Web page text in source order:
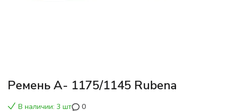
Ремень А- 1175/1145 Rubena
В наличии: 3 шт 0